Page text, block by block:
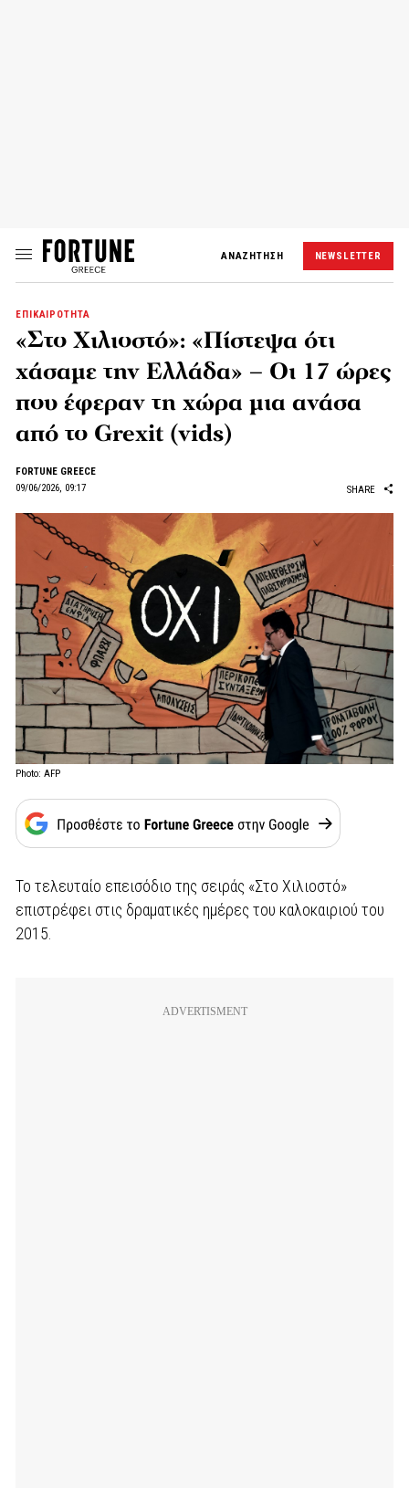
ΑΝΑΖΗΤΗΣΗ NEWSLETTER
ΕΠΙΚΑΙΡΟΤΗΤΑ
«Στο Χιλιοστό»: «Πίστεψα ότι
χάσαμε την Ελλάδα» – Οι 17 ώρες
που έφεραν τη χώρα μια ανάσα
από το Grexit (vids)
FORTUNE GREECE
09/06/2026, 09:17
SHARE
Photo: AFP
Το τελευταίο επεισόδιο της σειράς «Στο Χιλιοστό»
επιστρέφει στις δραματικές ημέρες του καλοκαιριού του
2015.